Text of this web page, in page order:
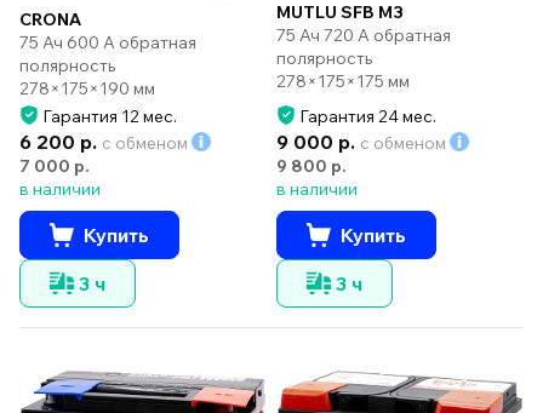
CRONA
75 Ач 600 А обратная
полярность
278×175×190 мм
Гарантия 12 мес.
6 200 р. с обменом
7 000 р.
в наличии
Купить
3 ч
MUTLU SFB M3
75 Ач 720 А обратная
полярность
278×175×175 мм
Гарантия 24 мес.
9 000 р. с обменом
9 800 р.
в наличии
Купить
3 ч